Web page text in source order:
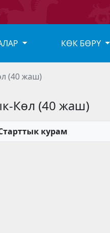
КӨК БӨРҮ
(40 жаш)
Көл (40 жаш)
курам